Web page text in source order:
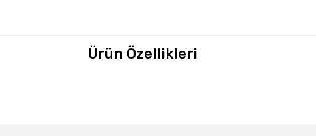
Ürün Özellikleri